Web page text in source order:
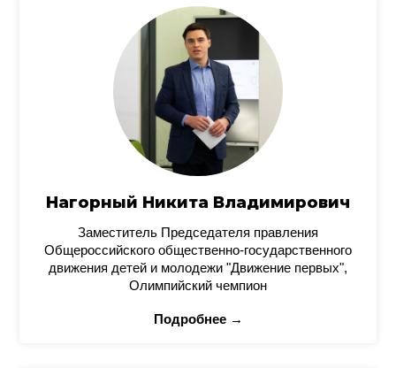
Нагорный Никита Владимирович
Заместитель Председателя правления
Общероссийского общественно-государственного
движения детей и молодежи "Движение первых",
Олимпийский чемпион
Подробнее →